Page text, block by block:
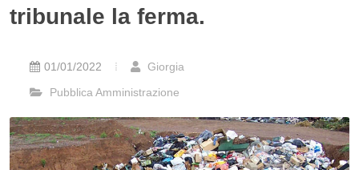
tribunale la ferma.
01/01/2022
Giorgia
Pubblica Amministrazione